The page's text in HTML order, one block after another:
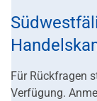
Für Rückfragen
Verfügung.